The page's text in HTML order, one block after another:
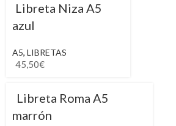
Libreta Niza A5
azul
A5, LIBRETAS
45,50€
Libreta Roma A5
marrón